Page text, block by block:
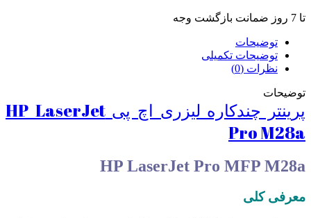
تا 7 روز ضمانت بازگشت وجه
توضیحات
توضیحات تکمیلی
نظرات (0)
توضیحات
پرینتر چندکاره لیزری اچ پی HP LaserJet
Pro M28a
HP LaserJet Pro MFP M28a
معرفی کلی